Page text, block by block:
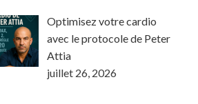
Optimisez votre cardio
avec le protocole de Peter
Attia
juillet 26, 2026